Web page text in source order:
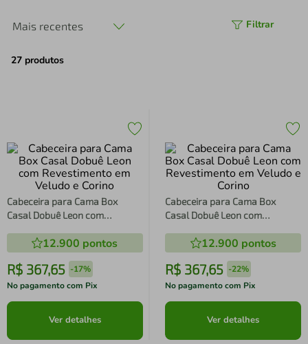
Mais recentes Filtrar
27 produtos
Cabeceira para Cama Box
Casal Dobuê Leon com
Corino
12.900 pontos
R$ 367,65 -17%
No pagamento com Pix
Ver detalhes
Cabeceira para Cama Box
Casal Dobuê Leon com
Corino
12.900 pontos
R$ 367,65 -22%
No pagamento com Pix
Ver detalhes
perfume
4º air fryer